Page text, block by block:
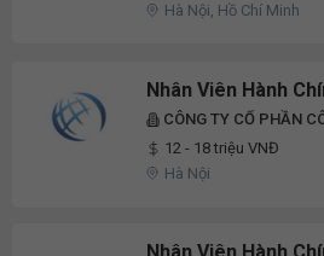
Hà Nội, Hồ Chí Minh
Nhân Viên Hành
CÔNG TY CỔ PHẦN
12 - 18 triệu VNĐ
Hà Nội
Nhân Viên Hành